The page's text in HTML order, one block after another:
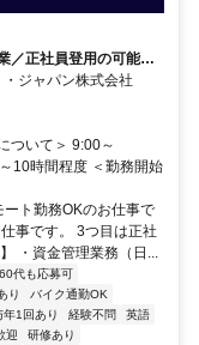
／正社員登用の可能性
ジャパン株式会社
ついて＞ 9:00～
10時間程度 ＜勤務開始
ト勤務OKのお仕事で
事です。 3つ目は正社
・資金管理業務（日...
60代も応募可
り
バイク通勤OK
年1回あり 経験不問
英語
迎 研修あり